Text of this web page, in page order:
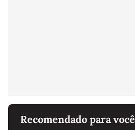
Recomendado para você